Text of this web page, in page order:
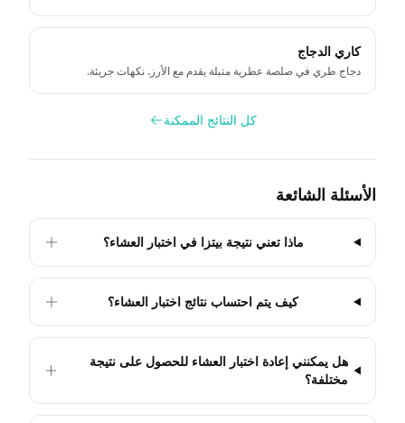
كاري الدجاج
دجاج طري في صلصة عطرية متبلة يقدم مع الأرز. نكهات جريئة.
كل النتائج الممكنة
الأسئلة الشائعة
ماذا تعني نتيجة بيتزا في اختبار العشاء؟
كيف يتم احتساب نتائج اختبار العشاء؟
هل يمكنني إعادة اختبار العشاء للحصول على نتيجة
مختلفة؟